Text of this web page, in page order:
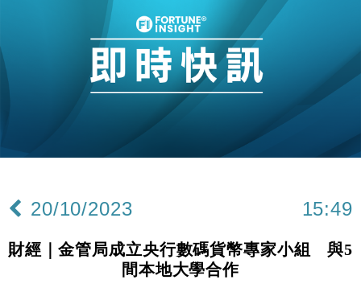
財經｜滙豐上調香港今年GDP預測至4.5% 看好貿易
及消費表現
本地｜假冒內地執法人員要求交「保證金」 43歲女子
損失近6900萬元
16:05
財經｜日經失守6.5萬點後回穩 全周仍升近2%
財經｜恒隆10月換帥 玩具「反」斗城亞洲CEO蔡德
13:44
財經｜內地7月美元計價出口增近24%勝預期 貿易順
12:44
財經｜日本春季三度入市撐日圓 4月單日斥6.28萬億
日圓干預創新高
20/10/2023 15:49
財經｜金管局成立央行數碼貨幣專家小組 與5
間本地大學合作